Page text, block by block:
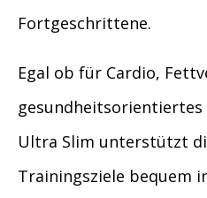
Fortgeschrittene.
Egal ob für Cardio,
gesundheitsorientiertes
Ultra Slim unterstützt
Trainingsziele bequem